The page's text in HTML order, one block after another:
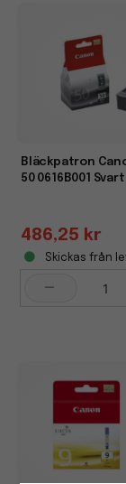
Bläckpatron
50 0616B001 Svart
486,25 kr
Skickas från
-